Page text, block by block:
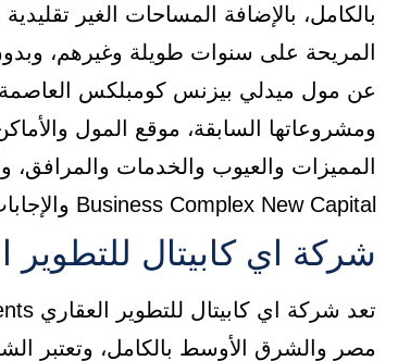
بالكامل، بالإضافة المساحات الغير
المريحة على سنوات طويلة وغيرهم،
عن مول ميدلي بيزنس كومبلكس العاصمة
ومشروعاتها السابقة، موقع المول
Business Complex New Capital والإجابات الخاصة بها بشكل عام.
شركة اي كابيتال للتطوير
مصر والشرق الأوسط بالكامل، وتعتبر